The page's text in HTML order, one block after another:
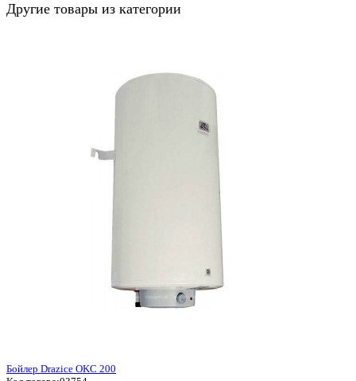
Другие товары из категории
Бойлер Drazice OKC 200